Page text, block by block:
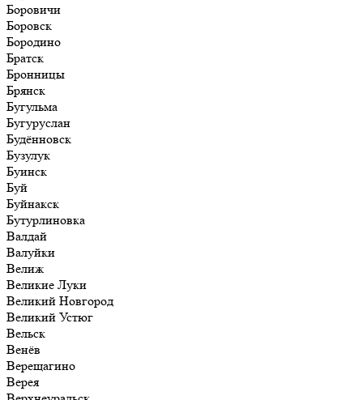
Боровичи
Боровск
Бородино
Братск
Бронницы
Брянск
Бугульма
Бугуруслан
Будённовск
Бузулук
Буинск
Буй
Буйнакск
Бутурлиновка
Валдай
Валуйки
Велиж
Великие Луки
Великий Новгород
Великий Устюг
Вельск
Венёв
Верещагино
Верея